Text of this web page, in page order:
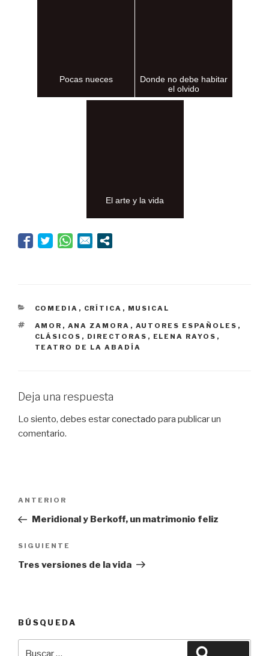
Pocas nueces
Donde no debe habitar
el olvido
El arte y la vida
CATEGORÍAS
COMEDIA , CRÍTICA , MUSICAL
ETIQUETAS
AMOR , ANA ZAMORA , AUTORES ESPAÑOLES ,
CLÁSICOS , DIRECTORAS , ELENA RAYOS ,
TEATRO DE LA ABADÍA
Deja una respuesta
Lo siento, debes estarconectado para publicar un
comentario.
entradas
Entrada
anterior:
ANTERIOR
Meridional y Berkoff, un matrimonio feliz
Siguiente
entrada
SIGUIENTE
Tres versiones de la vida
BÚSQUEDA